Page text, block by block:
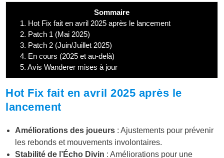
Sommaire
1. Hot Fix fait en avril 2025 après le lancement
2. Patch 1 (Mai 2025)
3. Patch 2 (Juin/Juillet 2025)
4. En cours (2025 et au-delà)
5. Avis Wanderer mises à jour
Hot Fix fait en avril 2025 après le
lancement
Améliorations des joueurs : Ajustements pour prévenir
les rebonds et mouvements involontaires.
Stabilité de l’Écho Divin : Améliorations pour une